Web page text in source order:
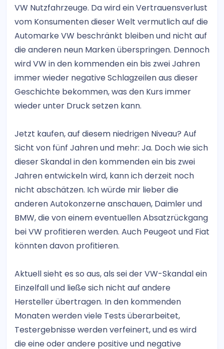
VW Nutzfahrzeuge. Da wird ein Vertrauensverlust
vom Konsumenten dieser Welt vermutlich auf die
Automarke VW beschränkt bleiben und nicht auf
die anderen neun Marken überspringen. Dennoch
wird VW in den kommenden ein bis zwei Jahren
immer wieder negative Schlagzeilen aus dieser
Geschichte bekommen, was den Kurs immer
wieder unter Druck setzen kann.
Jetzt kaufen, auf diesem niedrigen Niveau? Auf
Sicht von fünf Jahren und mehr: Ja. Doch wie sich
dieser Skandal in den kommenden ein bis zwei
Jahren entwickeln wird, kann ich derzeit noch
nicht abschätzen. Ich würde mir lieber die
anderen Autokonzerne anschauen, Daimler und
BMW, die von einem eventuellen Absatzrückgang
bei VW profitieren werden. Auch Peugeot und Fiat
könnten davon profitieren.
Aktuell sieht es so aus, als sei der VW-Skandal ein
Einzelfall und ließe sich nicht auf andere
Hersteller übertragen. In den kommenden
Monaten werden viele Tests überarbeitet,
Testergebnisse werden verfeinert, und es wird
die eine oder andere positive und negative